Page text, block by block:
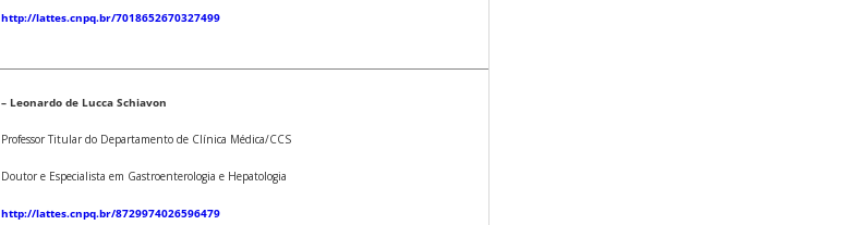
http://lattes.cnpq.br/7018652670327499
– Leonardo de Lucca Schiavon
Professor Titular do Departamento de Clínica Médica/CCS
Doutor e Especialista em Gastroenterologia e Hepatologia
http://lattes.cnpq.br/8729974026596479